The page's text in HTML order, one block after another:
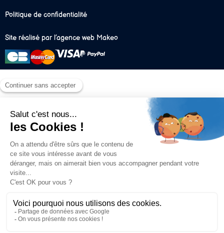
Politique de confidentialité
Site réalisé par l’agence web Makeo